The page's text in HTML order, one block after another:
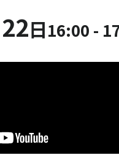
22日16:00 -